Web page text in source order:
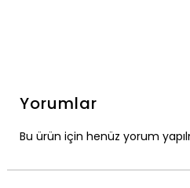
Yorumlar
Bu ürün için henüz yorum